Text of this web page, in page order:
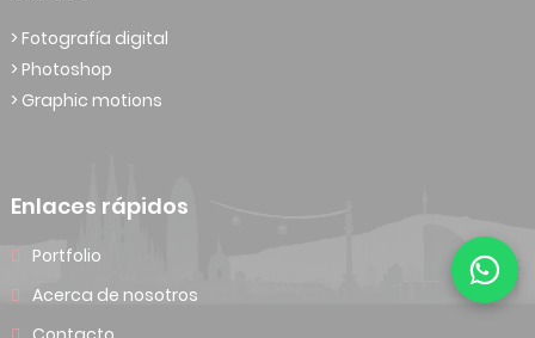
> Fotografía digital
> Photoshop
> Graphic motions
Enlaces rápidos
Portfolio
Acerca de nosotros